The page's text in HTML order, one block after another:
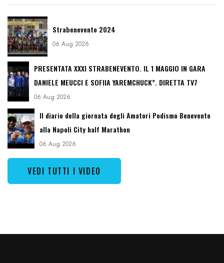
Strabenevento 2024
06 Aug 2026
PRESENTATA XXXI STRABENEVENTO. IL 1 MAGGIO IN GARA
DANIELE MEUCCI E SOFIIA YAREMCHUCK”. DIRETTA TV7
06 Aug 2026
Il diario della giornata degli Amatori Podismo Benevento
alla Napoli City half Marathon
06 Aug 2026
VEDI TUTTI I VIDEO